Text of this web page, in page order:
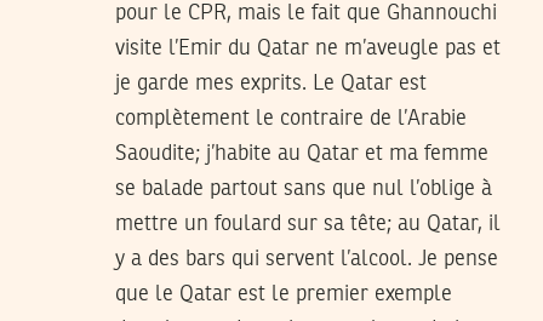
pour le CPR, mais le fait que Ghannouchi
visite l’Emir du Qatar ne m’aveugle pas et
je garde mes exprits. Le Qatar est
complètement le contraire de l’Arabie
Saoudite; j’habite au Qatar et ma femme
se balade partout sans que nul l’oblige à
mettre un foulard sur sa tête; au Qatar, il
y a des bars qui servent l’alcool. Je pense
que le Qatar est le premier exemple